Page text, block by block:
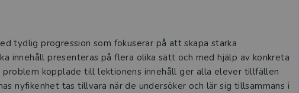
tydlig progression som fokuserar på att skapa starka
innehåll presenteras på flera olika sätt och med hjälp av konkreta
kopplade till lektionens innehåll ger alla elever tillfällen
nyfikenhet tas tillvara när de undersöker och lär sig tillsammans i